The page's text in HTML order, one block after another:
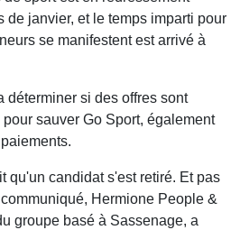
de janvier, et le temps imparti pour
se manifestent est arrivé à
déterminer si des offres sont
sauver Go Sport, également
qu'un candidat s'est retiré. Et pas
Hermione People &
groupe basé à Sassenage, a